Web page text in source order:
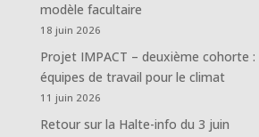
modèle facultaire
18 juin 2026
Projet IMPACT – deuxième cohorte
équipes de travail pour le climat
11 juin 2026
Retour sur la Halte-info du 3 juin